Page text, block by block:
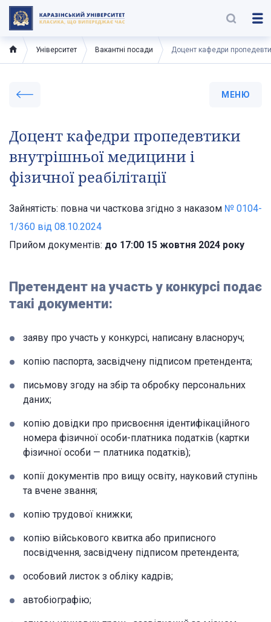
Університет Вакантні посади Доцент кафедри
МЕНЮ
Доцент кафедри пропедевтики
внутрішньої медицини і
фізичної реабілітації
Зайнятість: повна чи часткова згідно з наказом № 0104-
1/360 від 08.10.2024
Прийом документів: до 17:00 15 жовтня 2024 року
Претендент на участь у конкурсі подає
такі документи:
заяву про участь у конкурсі, написану власноруч;
копію паспорта, засвідчену підписом претендента;
письмову згоду на збір та обробку персональних
даних;
копію довідки про присвоєння ідентифікаційного
номера фізичної особи-платника податків (картки
фізичної особи — платника податків);
копії документів про вищу освіту, науковий ступінь
та вчене звання;
копію трудової книжки;
копію військового квитка або приписного
посвідчення, засвідчену підписом претендента;
особовий листок з обліку кадрів;
автобіографію;